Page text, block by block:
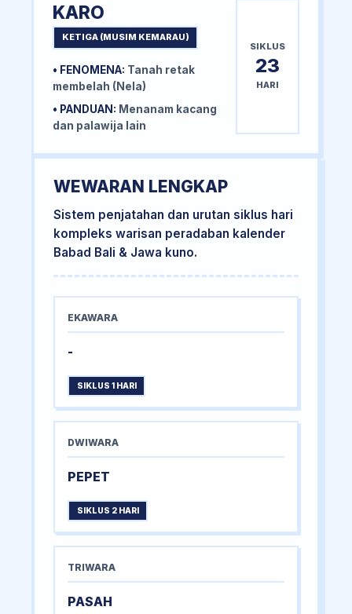
KARO
KETIGA (MUSIM KEMARAU)
• FENOMENA: Tanah retak
membelah (Nela)
• PANDUAN: Menanam kacang
dan palawija lain
SIKLUS
23
HARI
WEWARAN LENGKAP
Sistem penjatahan dan urutan siklus hari
kompleks warisan peradaban kalender
Babad Bali & Jawa kuno.
EKAWARA
-
SIKLUS 1 HARI
DWIWARA
PEPET
SIKLUS 2 HARI
TRIWARA
PASAH